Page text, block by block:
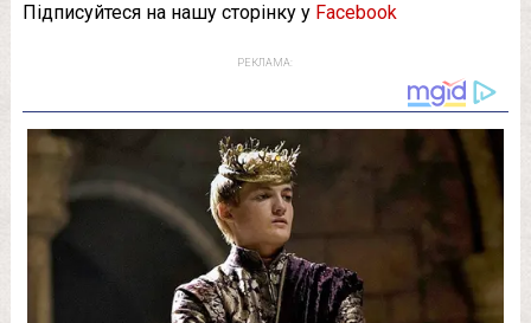
Підписуйтеся на нашу сторінку у Facebook
РЕКЛАМА: